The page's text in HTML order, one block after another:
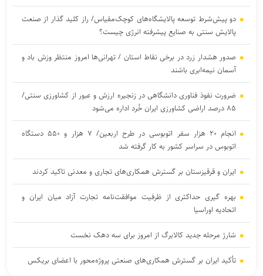
دو پیش‌شرط توسعه پالایشگاه‌های کوچک‌مقیاس/ راز کلید گذار از صنعت
پالایش سنتی به صنایع پیشرفته انرژی چیست؟
صدور هشدار زرد در برخی نقاط استان / تهرانی‌ها امروز منتظر وزش باد و
آسمان نیمه‌ابری باشند
ضرورت نفوذ فناوری دانشگاهی در زنجیره ارزش و عبور از کشاورزی سنتی/
۸۵ درصد اراضی کشاورزی ایران خُرد اداره می‌شود
انجام ۲۰ هزار سفر اتوبوسی در طرح اربعین/ ۷ هزار و ۵۵۰ دستگاه
اتوبوس در سراسر کشور به کار گرفته شد
ایران و قرقیزستان بر گسترش همکاری‌های تجاری و معدنی تاکید کردند
بهره گیری حداکثری از ظرفیت موافقت‌نامه تجارت آزاد میان ایران و
اتحادیه اوراسیا
شارژ مرحله جدید کالابرگ از امروز برای سه دهک نخست
تأکید ایران بر گسترش همکاری‌های صنعتی پروژه‌محور با اعضای بریکس